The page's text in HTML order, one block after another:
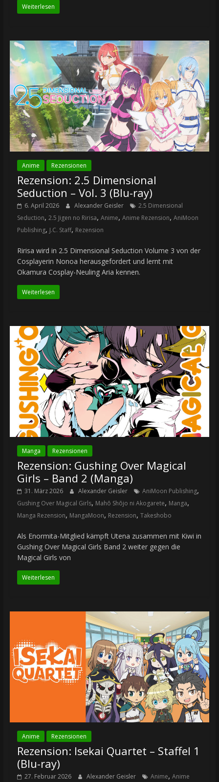
Weiterlesen
Anime Rezensionen
Rezension: 2.5 Dimensional
Seduction – Vol. 3 (Blu-ray)
6. April 2026 Alexander Geisler
2.5 Dimensional
Seduction, 2.5 Jigen no Ririsa, Anime, Anime Rezension, AniMoon
Publishing, J.C. Staff, Rezension
Ririsa wird in 2.5 Dimensional Seduction Volume 3 von der
Cosplayerin Nonoa herausgefordert und lernt mit
Okamura Cosplay-Neuling Aria kennen.
Weiterlesen
Manga Rezensionen
Rezension: Gushing Over Magical
Girls – Band 2 (Manga)
31. März 2026 Alexander Geisler AniMoon Publishing,
Gushing Over Magical Girls, Mahō Shōjo ni Akogarete, Manga,
Manga Rezension, MangaMoon, Rezension, Takeshobo
Als Enormita-Mitglied kämpft Utena zusammen mit Kiwi in
Gushing Over Magical Girls Band 2 weiter gegen die
Magical Girls von
Weiterlesen
Anime Rezensionen
Rezension: Isekai Quartet – Staffel 1
(Blu-ray)
27. Februar 2026 Alexander Geisler Anime, Anime